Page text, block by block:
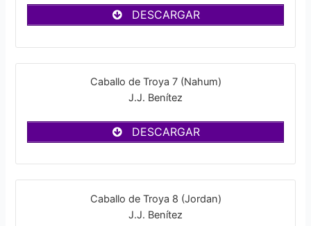
DESCARGAR
Caballo de Troya 7 (Nahum)
J.J. Benítez
DESCARGAR
Caballo de Troya 8 (Jordan)
J.J. Benítez